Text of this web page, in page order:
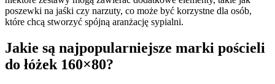
poszewki na jaśki czy narzuty, co może być korzystne dla osób,
które chcą stworzyć spójną aranżację sypialni.
Jakie są najpopularniejsze marki pościeli
do łóżek 160×80?